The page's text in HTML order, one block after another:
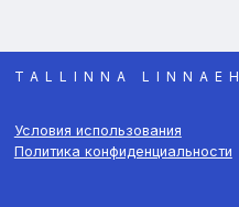
TALLINNA
Условия использования
Политика конфиденциальности